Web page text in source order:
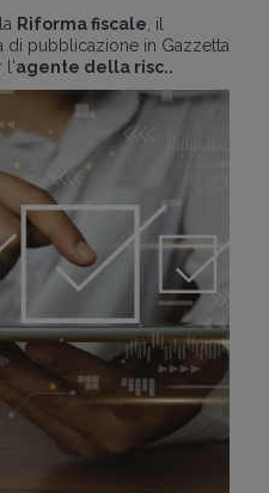
Riforma fiscale, il
di pubblicazione in Gazzetta
l'agente della risc..